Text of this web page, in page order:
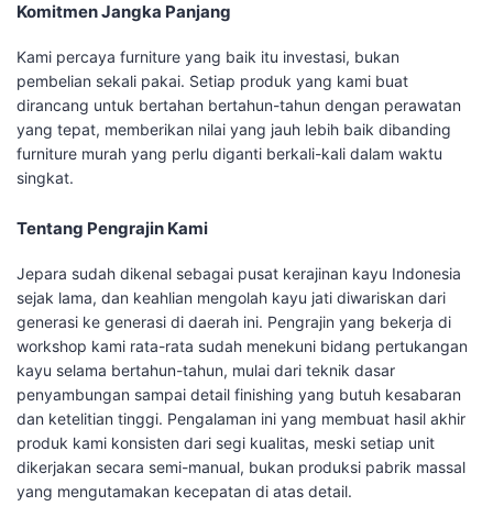
Komitmen Jangka Panjang
Kami percaya furniture yang baik itu investasi, bukan
pembelian sekali pakai. Setiap produk yang kami buat
dirancang untuk bertahan bertahun-tahun dengan perawatan
yang tepat, memberikan nilai yang jauh lebih baik dibanding
furniture murah yang perlu diganti berkali-kali dalam waktu
singkat.
Tentang Pengrajin Kami
Jepara sudah dikenal sebagai pusat kerajinan kayu Indonesia
sejak lama, dan keahlian mengolah kayu jati diwariskan dari
generasi ke generasi di daerah ini. Pengrajin yang bekerja di
workshop kami rata-rata sudah menekuni bidang pertukangan
kayu selama bertahun-tahun, mulai dari teknik dasar
penyambungan sampai detail finishing yang butuh kesabaran
dan ketelitian tinggi. Pengalaman ini yang membuat hasil akhir
produk kami konsisten dari segi kualitas, meski setiap unit
dikerjakan secara semi-manual, bukan produksi pabrik massal
yang mengutamakan kecepatan di atas detail.